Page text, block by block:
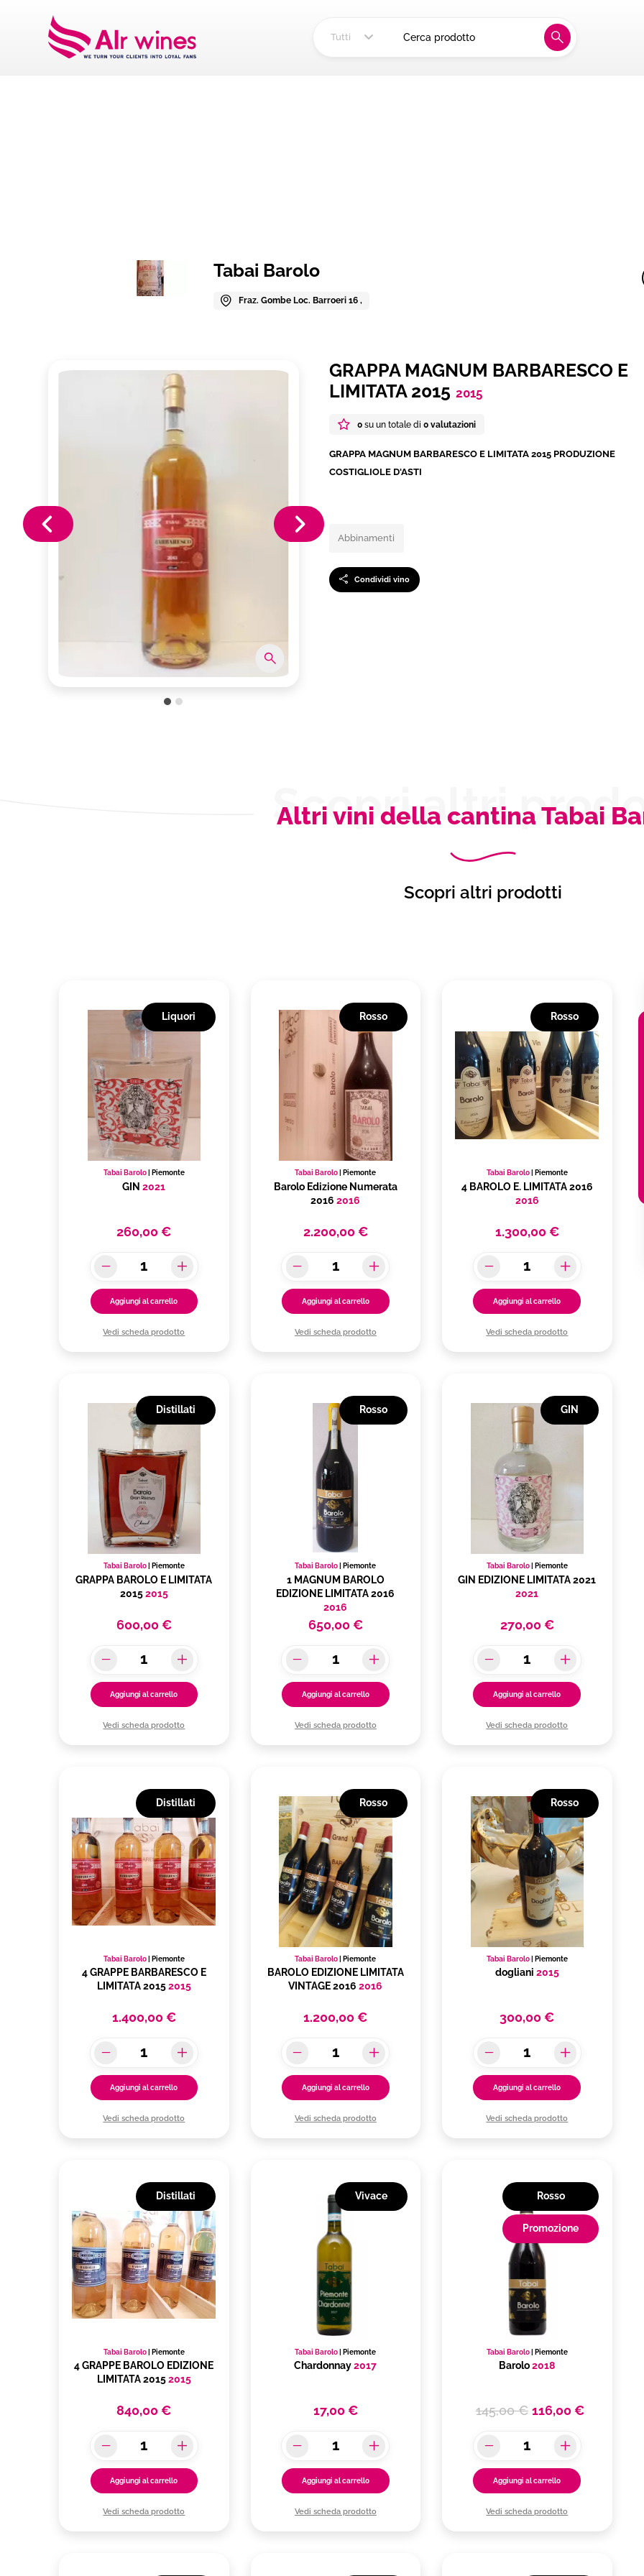
Dalla loro vendemmia, alla tua tavola
Tutti
Tabai Barolo
Fraz. Gombe Loc. Barroeri 16 ,
GRAPPA MAGNUM BARBARESCO E
LIMITATA 2015 2015
0su un totale di 0 valutazioni
GRAPPA MAGNUM BARBARESCO E LIMITATA 2015 PRODUZIONE
COSTIGLIOLE D'ASTI
Abbinamenti
Condividi vino
Scopri altri
Altri vini della cantina Tabai
Scopri altri prodotti
Liquori
Tabai Barolo| Piemonte
GIN2021
260,00 €
Aggiungi al carrello
Vedi scheda prodotto
Rosso
Tabai Barolo Piemonte
Barolo Edizione Numerata
20162016
2.200,00 €
Aggiungi al carrello
Vedi scheda prodotto
Rosso
Tabai Barolo| Piemonte
4 BAROLO E. LIMITATA 2016
2016
1.300,00 €
Aggiungi al carrello
Vedi scheda prodotto
Distillati
Tabai Barolo| Piemonte
GRAPPA BAROLO E LIMITATA
20152015
600,00 €
Aggiungi al carrello
Vedi scheda prodotto
Rosso
Tabai Barolo Piemonte
1 MAGNUM BAROLO
EDIZIONE LIMITATA 2016
2016
650,00 €
Aggiungi al carrello
Vedi scheda prodotto
GIN
Tabai Barolo| Piemonte
GIN EDIZIONE LIMITATA 2021
2021
270,00 €
Aggiungi al carrello
Vedi scheda prodotto
Distillati
Tabai Barolo| Piemonte
4 GRAPPE BARBARESCO E
LIMITATA 20152015
1.400,00 €
Aggiungi al carrello
Vedi scheda prodotto
Rosso
Tabai Barolo Piemonte
BAROLO EDIZIONE LIMITATA
VINTAGE 20162016
1.200,00 €
Aggiungi al carrello
Vedi scheda prodotto
Rosso
Tabai Barolo| Piemonte
dogliani 2015
300,00 €
Aggiungi al carrello
Vedi scheda prodotto
Distillati
Tabai Barolo| Piemonte
4 GRAPPE BAROLO EDIZIONE
LIMITATA 20152015
840,00 €
Aggiungi al carrello
Vedi scheda prodotto
Vivace
Tabai Barolo Piemonte
Chardonnay2017
17,00 €
Aggiungi al carrello
Vedi scheda prodotto
Rosso
Promozione
Tabai Barolo| Piemonte
Barolo2018
145,00 € 116,00 €
Aggiungi al carrello
Vedi scheda prodotto